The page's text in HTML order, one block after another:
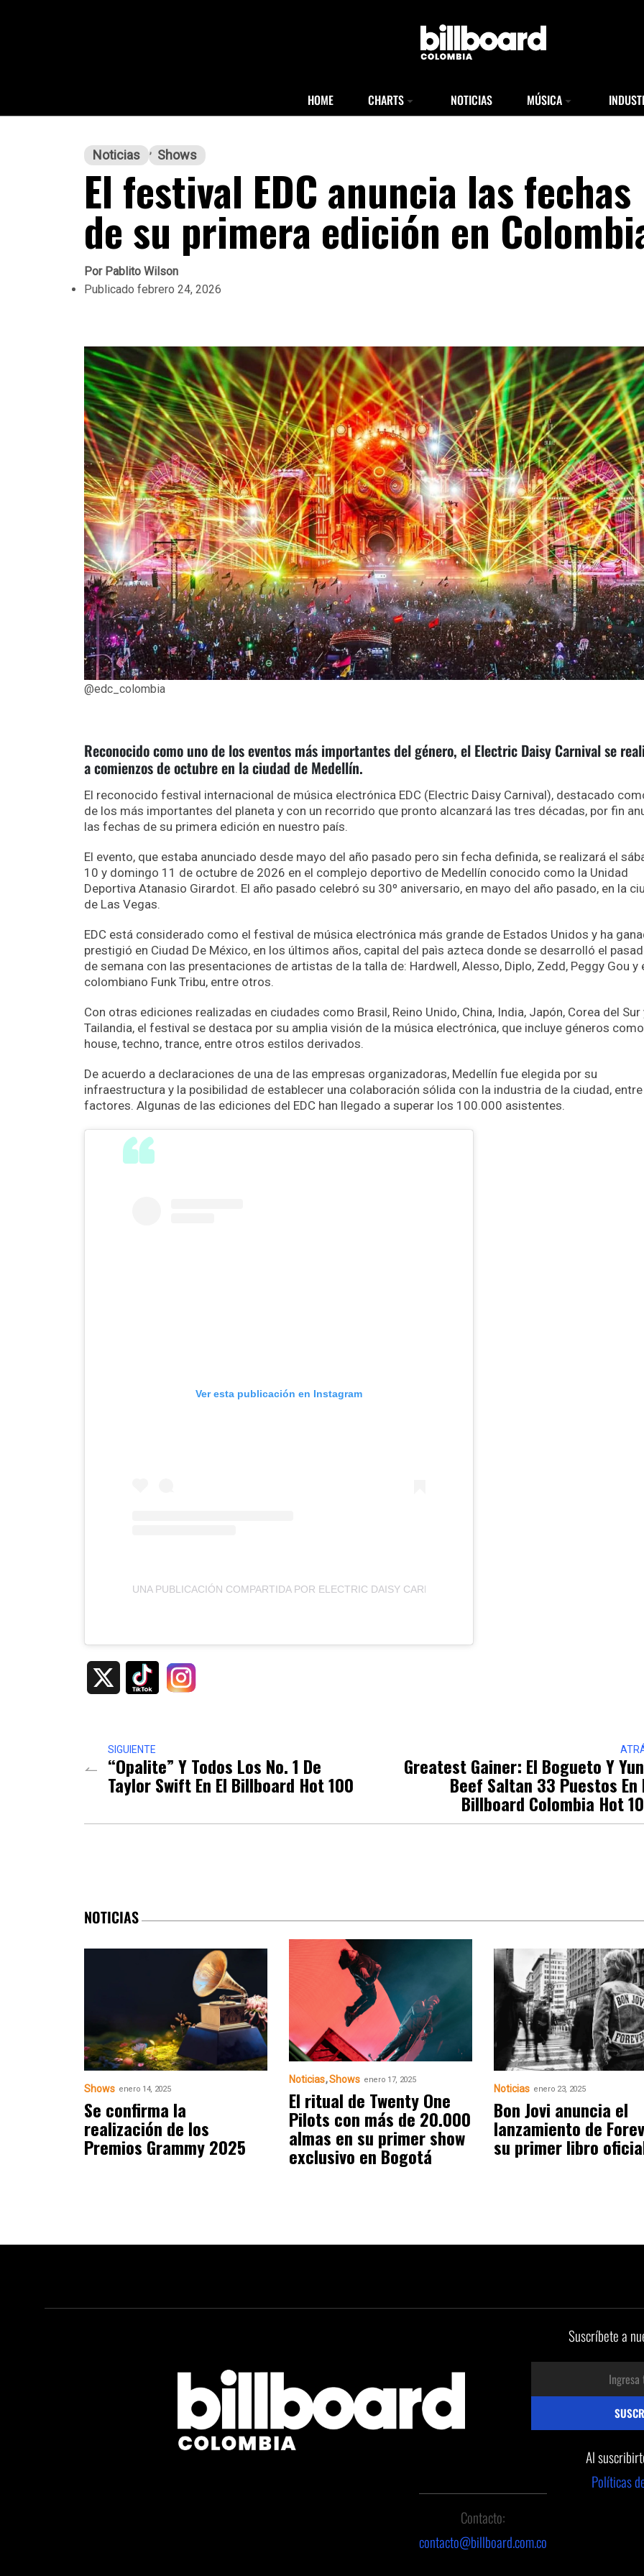
HOME CHARTS NOTICIAS MÚSICA
Noticias Shows
El festival EDC anuncia las fechas
de su primera edición en
PorPablito Wilson
Publicado febrero 24, 2026
@edc_colombia
Reconocido como uno de los eventos más importantes del género, el Electric Daisy Carnival se
a comienzos de octubre en la ciudad de Medellín.
El reconocido festival internacional de música electrónica EDC (Electric Daisy Carnival), destacado
de los más importantes del planeta y con un recorrido que pronto alcanzará las tres décadas, por fin
las fechas de su primera edición en nuestro país.
El evento, que estaba anunciado desde mayo del año pasado pero sin fecha definida, se realizará el
10 y domingo 11 de octubre de 2026 en el complejo deportivo de Medellín conocido como la Unidad
Deportiva Atanasio Girardot. El año pasado celebró su 30º aniversario, en mayo del año pasado, en la
de Las Vegas.
EDC está considerado como el festival de música electrónica más grande de Estados Unidos y ha
prestigió en Ciudad De México, en los últimos años, capital del paìs azteca donde se desarrolló el
de semana con las presentaciones de artistas de la talla de: Hardwell, Alesso, Diplo, Zedd, Peggy Gou y
colombiano Funk Tribu, entre otros.
Con otras ediciones realizadas en ciudades como Brasil, Reino Unido, China, India, Japón, Corea del Sur
Tailandia, el festival se destaca por su amplia visión de la música electrónica, que incluye géneros como
house, techno, trance, entre otros estilos derivados.
De acuerdo a declaraciones de una de las empresas organizadoras, Medellín fue elegida por su
infraestructura y la posibilidad de establecer una colaboración sólida con la industria de la ciudad,
factores. Algunas de las ediciones del EDC han llegado a superar los 100.000 asistentes.
Ver esta publicación en Instagram
UNA PUBLICACIÓN COMPARTIDA POR ELECTRIC DAISY CARNIVAL (@EDC_LASVEGAS)
SIGUIENTE
“Opalite” Y Todos Los No. 1 De
Taylor Swift En El Billboard Hot 100
Greatest Gainer: El Bogueto Y
Beef Saltan 33 Puestos En
Billboard Colombia Hot
NOTICIAS
Shows enero 14, 2025
Se confirma la
realización de los
Premios Grammy 2025
Noticias Shows enero 17, 2025
El ritual de Twenty One
Pilots con más de 20.000
almas en su primer show
exclusivo en Bogotá
Noticias enero 23, 2025
Bon Jovi anuncia el
lanzamiento de
su primer libro
Suscríbete a
Al
Políticas
Contacto:
contacto@billboard.com.co